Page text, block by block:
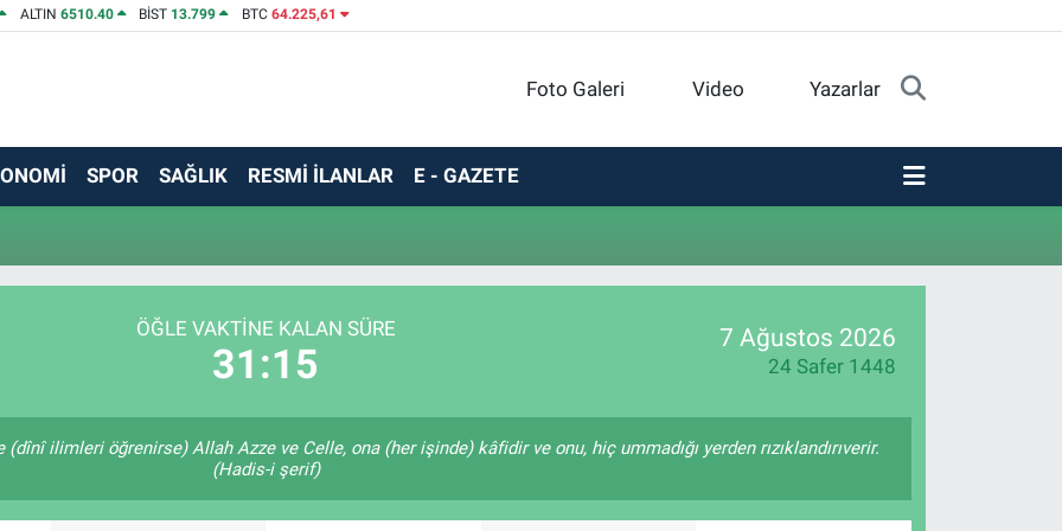
ALTIN 6510.40 BİST 13.799 BTC 64.225,61
Foto Galeri Video Yazarlar
SPOR SAĞLIK RESMİ İLANLAR E - GAZETE
ÖĞLE VAKTINE KALAN SÜRE
31:15
7 Ağustos 2026
24 Safer 1448
ilimleri öğrenirse) Allah Azze ve Celle, ona (her işinde) kâfidir ve onu, hiç ummadığı yerden rızıklandırıverir.
(Hadis-i şerif)